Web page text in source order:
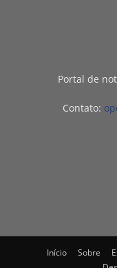
Portal de
Contato:
Início Sobre